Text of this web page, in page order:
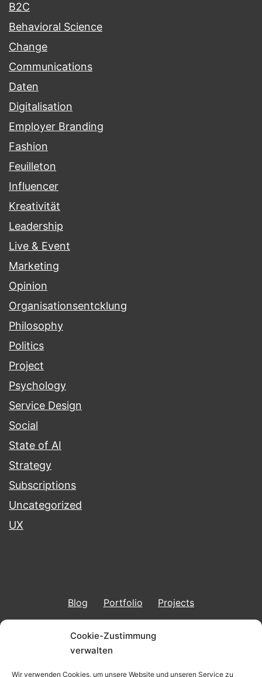
Cookie-Zustimmung
verwalten
Wir verwenden Cookies, um unsere Website und unseren Service zu
B2C
Behavioral Science
Change
Communications
Daten
Digitalisation
Employer Branding
Fashion
Feuilleton
Influencer
Kreativität
Leadership
Live & Event
Marketing
Opinion
Organisationsentcklung
Philosophy
Politics
Project
Psychology
Service Design
Social
State of AI
Strategy
Subscriptions
Uncategorized
UX
Blog Portfolio Projects
Imprint & Data Protection